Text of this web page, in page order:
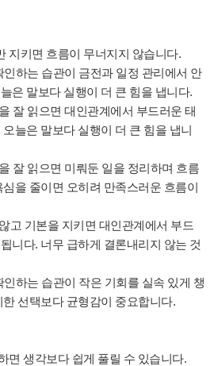
지키면 흐름이 무너지지 않습니다.
인하는 습관이 금전과 일정 관리에서 안
은 말보다 실행이 더 큰 힘을 냅니다.
잘 읽으면 대인관계에서 부드러운 태
늘은 말보다 실행이 더 큰 힘을 냅니
잘 읽으면 미뤄둔 일을 정리하며 흐름
을 줄이면 오히려 만족스러운 흐름이
고 기본을 지키면 대인관계에서 부드
니다. 너무 급하게 결론내리지 않는 것
인하는 습관이 작은 기회를 실속 있게 챙
선택보다 균형감이 중요합니다.
면 생각보다 쉽게 풀릴 수 있습니다.